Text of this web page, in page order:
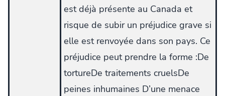
est déjà présente au Canada et
risque de subir un préjudice grave si
elle est renvoyée dans son pays. Ce
préjudice peut prendre la forme :De
tortureDe traitements cruelsDe
peines inhumaines D’une menace